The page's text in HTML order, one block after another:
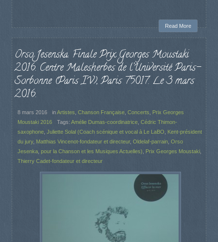
Read More
Orso Jesenska. Finale Prix Georges Moustaki
2016. Centre Malesherbes de l’Université Paris-
Sorbonne (Paris IV), Paris 75017. Le 3 mars
2016.
8 mars 2016 inArtistes Chanson Française Concerts
Prix Georges
Moustaki 2016
Tags: Amélie Dumas-coordinatrice Cédric Thimon-
saxophone Juliette Solal (Coach scénique et vocal à Le LaBO
Kent-président
du jury, Matthias Vincenot-fondateur et directeur, Oldelaf-parrain Orso
Jesenka pour la Chanson et les Musiques Actuelles) Prix Georges Moustaki
Thierry Cadet-fondateur et directeur